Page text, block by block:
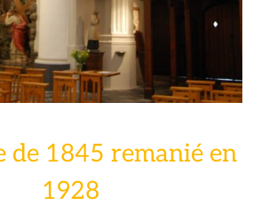
de 1845 remanié en
1928